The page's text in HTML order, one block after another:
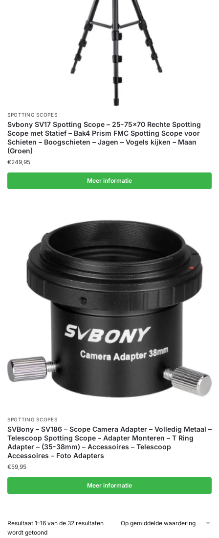
SPOTTING SCOPES
Svbony SV17 Spotting Scope – 25-75×70 Rechte Spotting
Scope met Statief – Bak4 Prism FMC Spotting Scope voor
Schieten – Boogschieten – Jagen – Vogels kijken – Maan
(Groen)
€249,95
Meer informatie
SPOTTING SCOPES
SVBony – SV186 – Scope Camera Adapter – Volledig Metaal –
Telescoop Spotting Scope – Adapter Monteren – T Ring
Adapter – (35-38mm) – Accessoires – Telescoop
Accessoires – Foto Adapters
€59,95
Meer informatie
Resultaat 1–16 van de 32 resultaten
wordt getoondGesorteerd